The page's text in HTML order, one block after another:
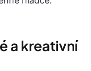
a kreativní